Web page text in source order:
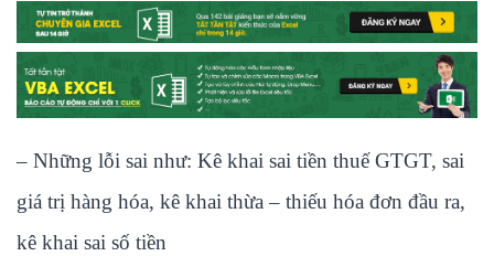
– Những lỗi sai như: Kê khai sai tiền thuế GTGT, sai
giá trị hàng hóa, kê khai thừa – thiếu hóa đơn đầu ra,
kê khai sai số tiền